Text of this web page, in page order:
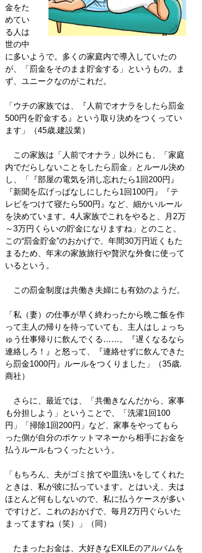
金をた
めてい
る人は
世の中
に多いようで。多くの家庭内で導入していたの
が、「罰金をそのまま貯金する」というもの。ま
ず、ユニークなのがこれだ。
「ウチの家族では、『人前でオナラをしたら罰金
500円を貯金する』という取り決めをつくってい
ます」（45歳.建設業）
この家族は「人前でオナラ」以外にも、「家庭
内でだらしないことをしたら罰金」とルール決め
し、「『部屋の電気を消し忘れたら1回200円』
『新聞を広げっぱなしにしたら1回100円』『テ
レビをつけて寝たら500円』など、細かいルール
を決めています。4人家族でこれをやると、月2万
～3万円くらいの貯金になりますね」とのこと。
この“罰金貯金”のおかげで、年間30万円近くもた
まるため、年末の家族旅行や贅沢な外食に使って
いるという。
この罰金制度は共働き夫婦にも有効のようだ。
「私（妻）の仕事が早く終わったから晩ご飯を作
って主人の帰りを待っていても、主人はしょっち
ゅう仕事帰りに飲んでくる……。『遅くなるなら
連絡しろ！』と怒って、『連絡せずに飲んできた
ら罰金1000円』ルールをつくりました」（35歳.
商社）
さらに、最近では、「共働きなんだから、家事
も分担しよう」ということで、「洗濯1回100
円」「掃除1回200円」など、家事をやってもら
った側が自分のポケットマネーから相手にお金を
払うルールもつくったという。
「もちろん、夫がゴミ捨てや皿洗いをしてくれた
ときは、私が彼に払っています。とはいえ、夫は
ほとんど何もしないので、私に払うケースが多い
ですけど。これのおかげで、毎月2万円ぐらいた
まってますね（笑）」（同）
たまったお金は、大好きなEXILEのアルバムを